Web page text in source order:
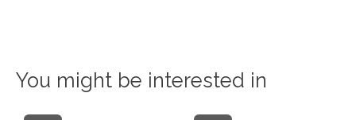
You might be interested in